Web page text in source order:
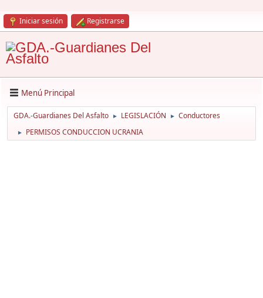
Iniciar sesión Registrarse
Menú Principal
GDA.-Guardianes Del Asfalto ► LEGISLACIÓN ► Conductores
► PERMISOS CONDUCCION UCRANIA